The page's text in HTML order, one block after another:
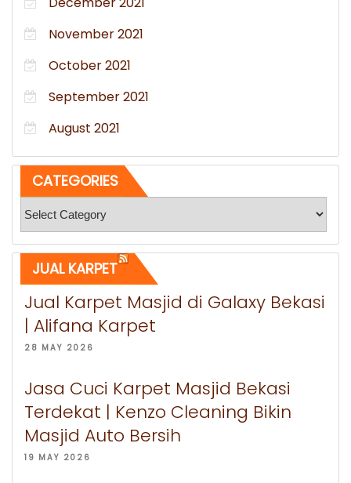
November 2021
October 2021
September 2021
August 2021
CATEGORIES
JUAL KARPET
Jual Karpet Masjid di Galaxy Bekasi
| Alifana Karpet
28 MAY 2026
Jasa Cuci Karpet Masjid Bekasi
Terdekat | Kenzo Cleaning Bikin
Masjid Auto Bersih
19 MAY 2026